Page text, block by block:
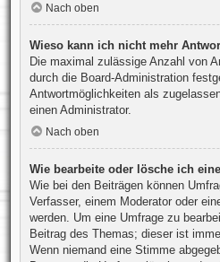
Nach oben
Wieso kann ich nicht mehr
Die maximal zulässige Anzahl von
durch die Board-Administration
Antwortmöglichkeiten als
einen Administrator.
Nach oben
Wie bearbeite oder lösche ich
Wie bei den Beiträgen können
Verfasser, einem Moderator oder
werden. Um eine Umfrage zu
Beitrag des Themas; dieser ist
Wenn niemand eine Stimme